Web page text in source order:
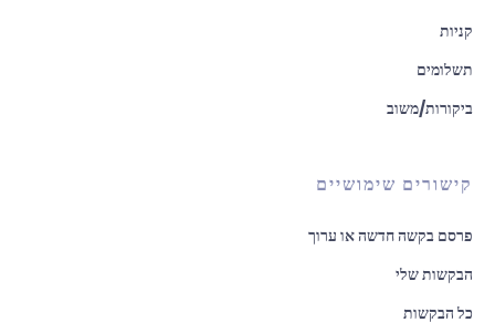
קניות
תשלומים
ביקורות/משוב
קישורים שימושיים
פרסם בקשה חדשה או ערוך
הבקשות שלי
כל הבקשות